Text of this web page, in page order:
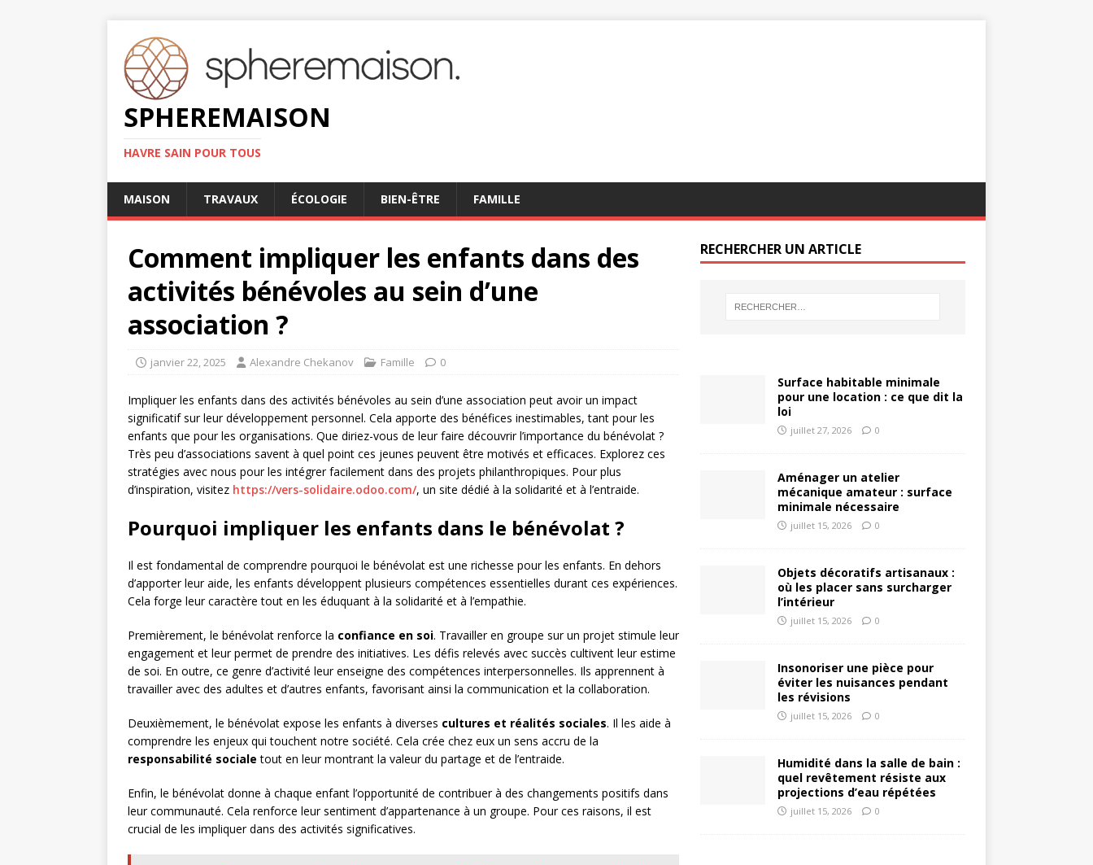
SPHEREMAISON
HAVRE SAIN POUR TOUS
MAISON TRAVAUX ÉCOLOGIE BIEN-ÊTRE FAMILLE
Comment impliquer les enfants dans des
activités bénévoles au sein d’une
association ?
janvier 22, 2025 Alexandre Chekanov Famille 0
Impliquer les enfants dans des activités bénévoles au sein d’une association peut avoir un impact
significatif sur leur développement personnel. Cela apporte des bénéfices inestimables, tant pour les
enfants que pour les organisations. Que diriez-vous de leur faire découvrir l’importance du bénévolat ?
Très peu d’associations savent à quel point ces jeunes peuvent être motivés et efficaces. Explorez ces
stratégies avec nous pour les intégrer facilement dans des projets philanthropiques. Pour plus
d’inspiration, visitez https://vers-solidaire.odoo.com/, un site dédié à la solidarité et à l’entraide.
Pourquoi impliquer les enfants dans le bénévolat ?
Il est fondamental de comprendre pourquoi le bénévolat est une richesse pour les enfants. En dehors
d’apporter leur aide, les enfants développent plusieurs compétences essentielles durant ces expériences.
Cela forge leur caractère tout en les éduquant à la solidarité et à l’empathie.
Premièrement, le bénévolat renforce la confiance en soi. Travailler en groupe sur un projet stimule leur
engagement et leur permet de prendre des initiatives. Les défis relevés avec succès cultivent leur estime
de soi. En outre, ce genre d’activité leur enseigne des compétences interpersonnelles. Ils apprennent à
travailler avec des adultes et d’autres enfants, favorisant ainsi la communication et la collaboration.
Deuxièmement, le bénévolat expose les enfants à diverses cultures et réalités sociales. Il les aide à
comprendre les enjeux qui touchent notre société. Cela crée chez eux un sens accru de la
responsabilité sociale tout en leur montrant la valeur du partage et de l’entraide.
Enfin, le bénévolat donne à chaque enfant l’opportunité de contribuer à des changements positifs dans
leur communauté. Cela renforce leur sentiment d’appartenance à un groupe. Pour ces raisons, il est
crucial de les impliquer dans des activités significatives.
RECHERCHER UN ARTICLE
Surface habitable minimale
pour une location : ce que dit la
loi
juillet 27, 2026 0
Aménager un atelier
mécanique amateur : surface
minimale nécessaire
juillet 15, 2026 0
Objets décoratifs artisanaux :
où les placer sans surcharger
l’intérieur
juillet 15, 2026 0
Insonoriser une pièce pour
éviter les nuisances pendant
les révisions
juillet 15, 2026 0
Humidité dans la salle de bain :
quel revêtement résiste aux
projections d’eau répétées
juillet 15, 2026 0